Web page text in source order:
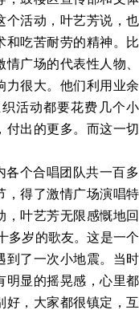
个活动，叶艺芳说，也
和吃苦耐劳的精神。比
广场的代表性人物、
力很大。他们利用业余
活动都要花费几个小
付出的更多。而这一切
各个合唱团队共一百多
，得了激情广场演唱特
，叶艺芳无限感慨地回
多岁的歌友。这是一个
到了一次小地震。当时
明显的摇晃感，心里都
好，大家都很镇定，互